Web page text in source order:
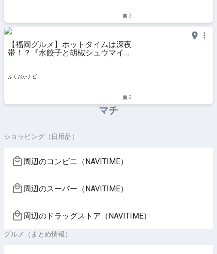
2
【福岡グルメ】ホットタイムは深夜
帯！？『水餃子と胡椒シュウマイの
ふくおかナビ
2
マチ
ショッピング（日用品）
周辺のコンビニ（NAVITIME）
周辺のスーパー（NAVITIME）
周辺のドラッグストア（NAVITIME）
グルメ（まとめ情報）